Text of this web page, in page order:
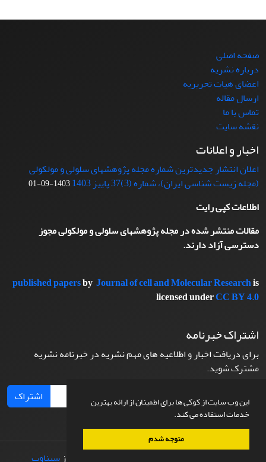
این وب سایت از کوکی ها برای اطمینان از ارائه بهترین
خدمات استفاده می کند.
متوجه شدم
صفحه اصلی
درباره نشریه
اعضای هیات تحریریه
ارسال مقاله
تماس با ما
نقشه سایت
اخبار و اعلانات
اعلان انتشار جدیدترین شماره مجله پژوهشهای سلولی و مولکولی
(مجله زیست شناسی ایران)، شماره (3)37 پاییز 1403
1403-09-01
اطلاعات کپی رایت
مقالات منتشر شده در مجله پژوهشهای سلولی و مولکولی مجوز
دسترسی آزاد دارند.
published papersby Journal of cell and Molecular Researchis
licensed underCC BY 4.0
اشتراک خبرنامه
برای دریافت اخبار و اطلاعیه های مهم نشریه در خبرنامه نشریه
مشترک شوید.
اشتراک
طراحی و پیاده سازی از سیناوب